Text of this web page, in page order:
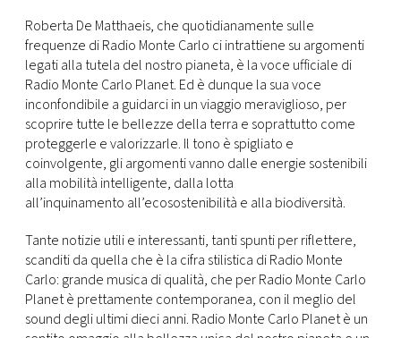
Roberta De Matthaeis, che quotidianamente sulle
frequenze di Radio Monte Carlo ci intrattiene su argomenti
legati alla tutela del nostro pianeta, è la voce ufficiale di
Radio Monte Carlo Planet. Ed è dunque la sua voce
inconfondibile a guidarci in un viaggio meraviglioso, per
scoprire tutte le bellezze della terra e soprattutto come
proteggerle e valorizzarle. Il tono è spigliato e
coinvolgente, gli argomenti vanno dalle energie sostenibili
alla mobilità intelligente, dalla lotta
all’inquinamento all’ecosostenibilità e alla biodiversità.
Tante notizie utili e interessanti, tanti spunti per riflettere,
scanditi da quella che è la cifra stilistica di Radio Monte
Carlo: grande musica di qualità, che per Radio Monte Carlo
Planet è prettamente contemporanea, con il meglio del
sound degli ultimi dieci anni. Radio Monte Carlo Planet è un